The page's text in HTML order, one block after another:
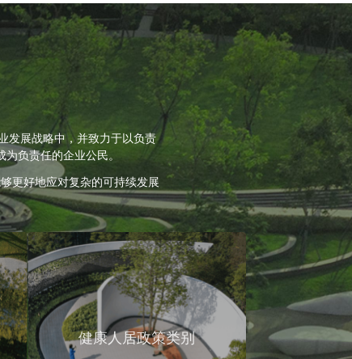
发展战略中，并致力于以负责
负责任的企业公民。
更好地应对复杂的可持续发展
健康人居政策类别